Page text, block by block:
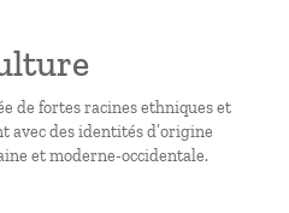
de fortes racines ethniques et
avec des identités d’origine
et moderne-occidentale.